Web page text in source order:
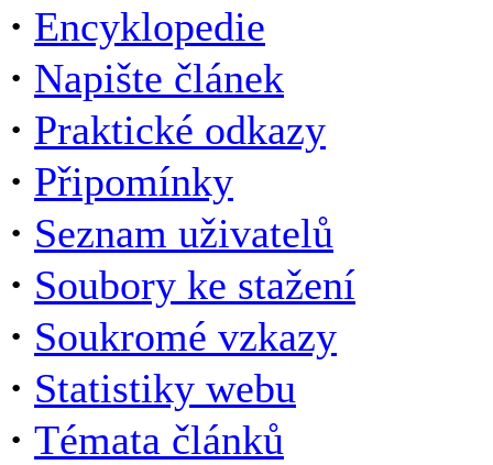
· Encyklopedie
· Napište článek
· Praktické odkazy
· Připomínky
· Seznam uživatelů
· Soubory ke stažení
· Soukromé vzkazy
· Statistiky webu
· Témata článků